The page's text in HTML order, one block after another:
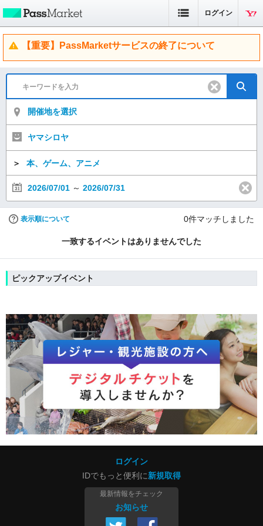
ログイン
【重要】PassMarketサービスの終了について
開催地を選択
ヤマシロヤ
＞ 本、ゲーム、アニメ
2026/07/01 ～ 2026/07/31
表示順について 0件マッチしました
一致するイベントはありませんでした
ピックアップイベント
ログイン
IDでもっと便利に新規取得
最新情報をチェック
お知らせ